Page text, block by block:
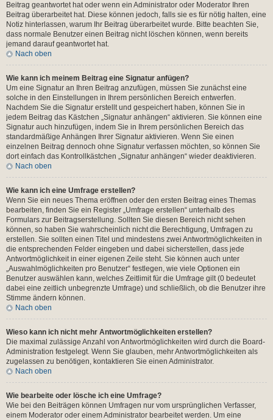
Beitrag geantwortet hat oder wenn ein Administrator oder Moderator Ihren
Beitrag überarbeitet hat. Diese können jedoch, falls sie es für nötig halten, eine
Notiz hinterlassen, warum Ihr Beitrag überarbeitet wurde. Bitte beachten Sie,
dass normale Benutzer einen Beitrag nicht löschen können, wenn bereits
jemand darauf geantwortet hat.
Nach oben
Wie kann ich meinem Beitrag eine Signatur anfügen?
Um eine Signatur an Ihren Beitrag anzufügen, müssen Sie zunächst eine
solche in den Einstellungen in Ihrem persönlichen Bereich entwerfen.
Nachdem Sie die Signatur erstellt und gespeichert haben, können Sie in
jedem Beitrag das Kästchen „Signatur anhängen“ aktivieren. Sie können eine
Signatur auch hinzufügen, indem Sie in Ihrem persönlichen Bereich das
standardmäßige Anhängen Ihrer Signatur aktivieren. Wenn Sie einen
einzelnen Beitrag dennoch ohne Signatur verfassen möchten, so können Sie
dort einfach das Kontrollkästchen „Signatur anhängen“ wieder deaktivieren.
Nach oben
Wie kann ich eine Umfrage erstellen?
Wenn Sie ein neues Thema eröffnen oder den ersten Beitrag eines Themas
bearbeiten, finden Sie ein Register „Umfrage erstellen“ unterhalb des
Formulars zur Beitragserstellung. Sollten Sie diesen Bereich nicht sehen
können, so haben Sie wahrscheinlich nicht die Berechtigung, Umfragen zu
erstellen. Sie sollten einen Titel und mindestens zwei Antwortmöglichkeiten in
die entsprechenden Felder eingeben und dabei sicherstellen, dass jede
Antwortmöglichkeit in einer eigenen Zeile steht. Sie können auch unter
„Auswahlmöglichkeiten pro Benutzer“ festlegen, wie viele Optionen ein
Benutzer auswählen kann, welches Zeitlimit für die Umfrage gilt (0 bedeutet
dabei eine zeitlich unbegrenzte Umfrage) und schließlich, ob die Benutzer ihre
Stimme ändern können.
Nach oben
Wieso kann ich nicht mehr Antwortmöglichkeiten erstellen?
Die maximal zulässige Anzahl von Antwortmöglichkeiten wird durch die Board-
Administration festgelegt. Wenn Sie glauben, mehr Antwortmöglichkeiten als
zugelassen zu benötigen, kontaktieren Sie einen Administrator.
Nach oben
Wie bearbeite oder lösche ich eine Umfrage?
Wie bei den Beiträgen können Umfragen nur vom ursprünglichen Verfasser,
einem Moderator oder einem Administrator bearbeitet werden. Um eine